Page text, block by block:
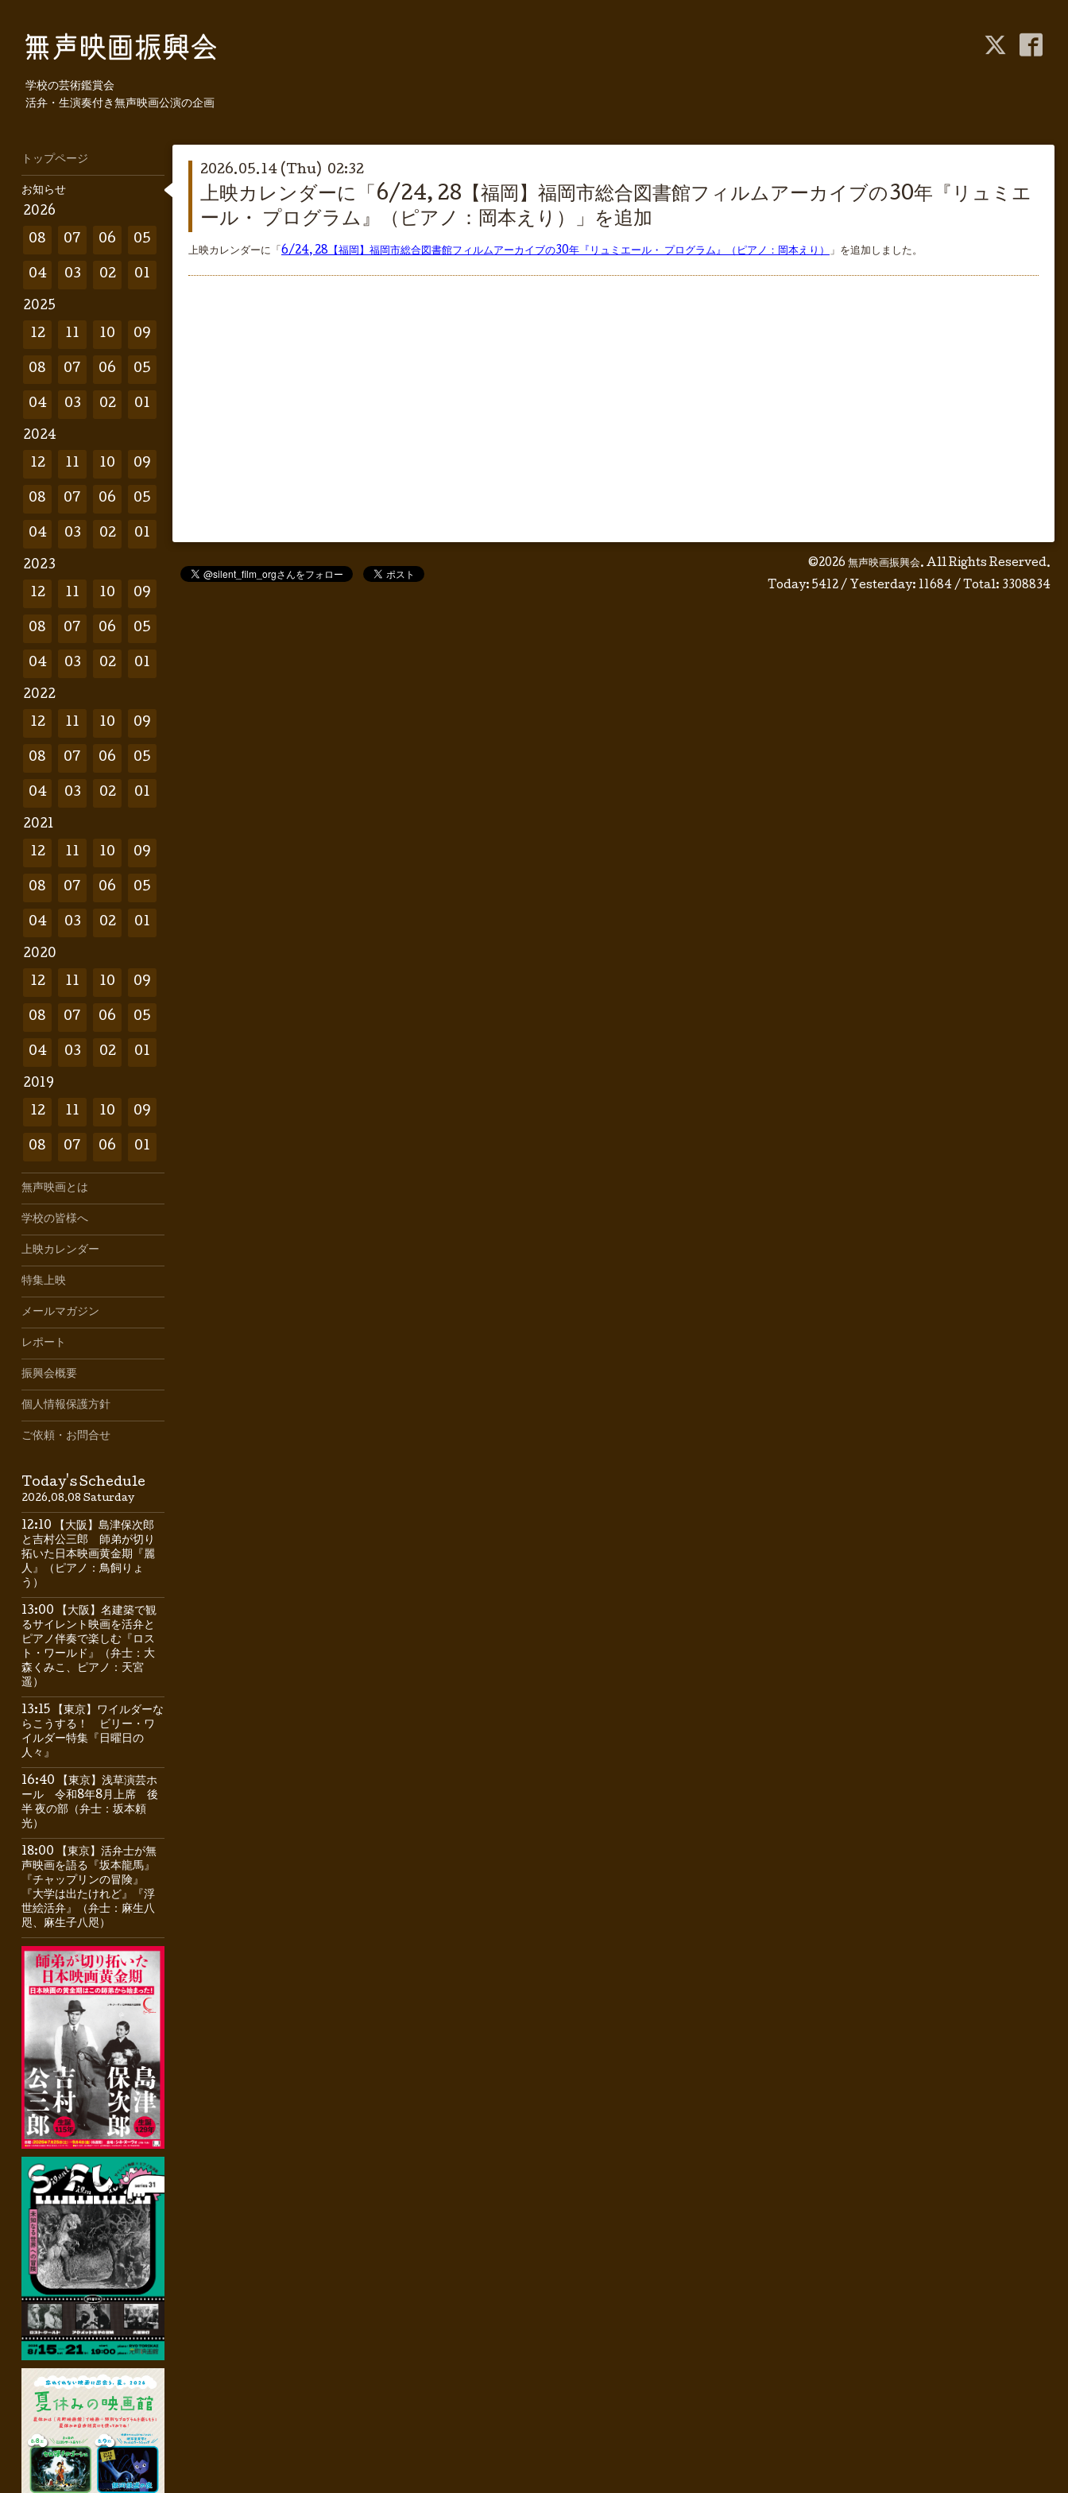
学校の芸術鑑賞会
活弁・生演奏付き無声映画公演の企画
2026.05.14 (Thu) 02:32
上映カレンダーに「6/24, 28【福岡】福岡市総合図書館フィルムアーカイブの30年『リュミエ
ール・ プログラム』（ピアノ：岡本えり）」を追加
上映カレンダーに「 6/24, 28【福岡】福岡市総合図書館フィルムアーカイブの30年『リュミエール・ プログラム』（ピアノ：岡本えり） 」を追加しました。
©2026 無声映画振興会. All Rights Reserved.
Today: 5412 / Yesterday: 11684 / Total: 3308834
トップページ
お知らせ
2026
08 07 06 05
04 03 02 01
2025
12 11 10 09
08 07 06 05
04 03 02 01
2024
12 11 10 09
08 07 06 05
04 03 02 01
2023
12 11 10 09
08 07 06 05
04 03 02 01
2022
12 11 10 09
08 07 06 05
04 03 02 01
2021
12 11 10 09
08 07 06 05
04 03 02 01
2020
12 11 10 09
08 07 06 05
04 03 02 01
2019
12 11 10 09
08 07 06 01
無声映画とは
学校の皆様へ
上映カレンダー
特集上映
メールマガジン
レポート
振興会概要
個人情報保護方針
ご依頼・お問合せ
Today's Schedule
2026.08.08 Saturday
12:10 【大阪】島津保次郎
と吉村公三郎 師弟が切り
拓いた日本映画黄金期『麗
人』（ピアノ：鳥飼りょ
う）
13:00 【大阪】名建築で観
るサイレント映画を活弁と
ピアノ伴奏で楽しむ『ロス
ト・ワールド』（弁士：大
森くみこ、ピアノ：天宮
遥）
13:15 【東京】ワイルダーな
らこうする！ ビリー・ワ
イルダー特集『日曜日の
人々』
16:40 【東京】浅草演芸ホ
ール 令和8年8月上席 後
半 夜の部（弁士：坂本頼
光）
18:00 【東京】活弁士が無
声映画を語る『坂本龍馬』
『チャップリンの冒険』
『大学は出たけれど』『浮
世絵活弁』（弁士：麻生八
咫、麻生子八咫）